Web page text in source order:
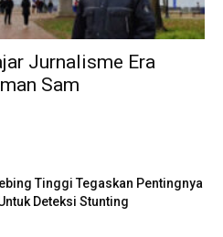
Jurnalisme Era
Sam
Tinggi Tegaskan Pentingnya
Deteksi Stunting